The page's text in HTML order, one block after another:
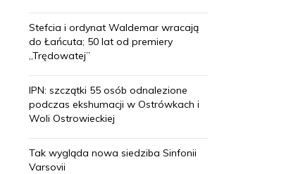
Stefcia i ordynat Waldemar wracają
do Łańcuta; 50 lat od premiery
„Trędowatej”
IPN: szczątki 55 osób odnalezione
podczas ekshumacji w Ostrówkach i
Woli Ostrowieckiej
Tak wygląda nowa siedziba Sinfonii
Varsovii